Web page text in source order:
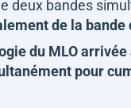
deux bandes
de la bande
du MLO arrivée
pour